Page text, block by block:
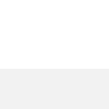
ョ